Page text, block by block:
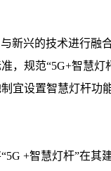
新兴的技术进行
，规范“5G+智慧
设置智慧灯杆功
+智慧灯杆”在